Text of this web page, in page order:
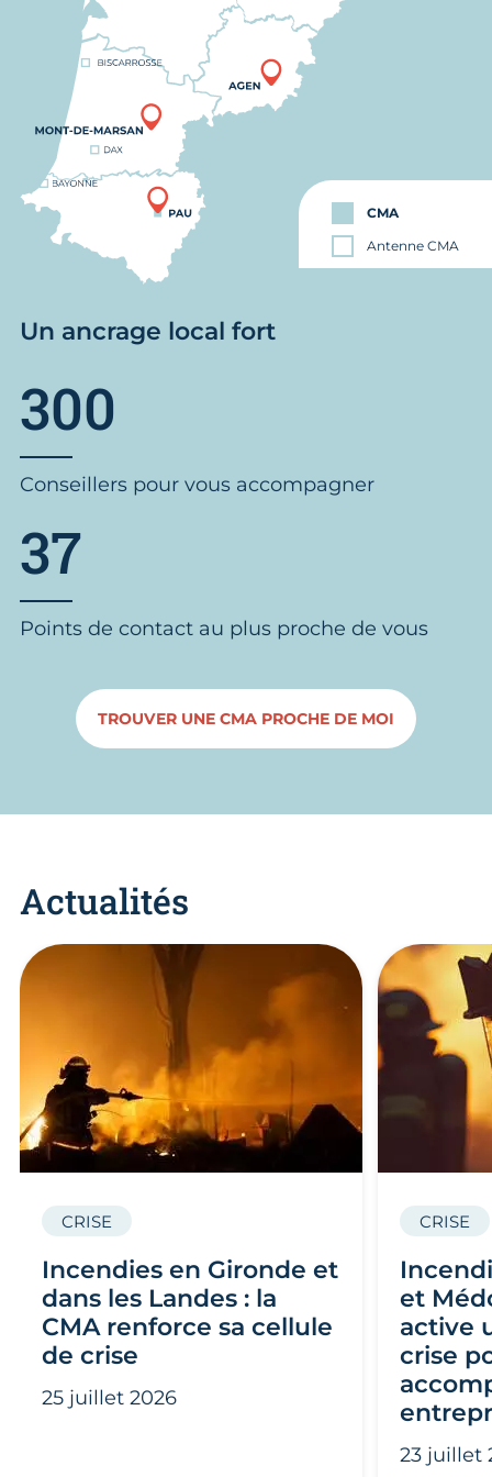
CMA
Antenne CMA
Un ancrage local fort
300
Conseillers pour vous accompagner
37
Points de contact au plus proche de vous
TROUVER UNE CMA PROCHE DE MOI
Actualités
Incendies en Gironde et
dans les Landes : la
CMA renforce sa cellule
de crise
CRISE
25 juillet 2026
et
active
crise
CRISE
23 juillet